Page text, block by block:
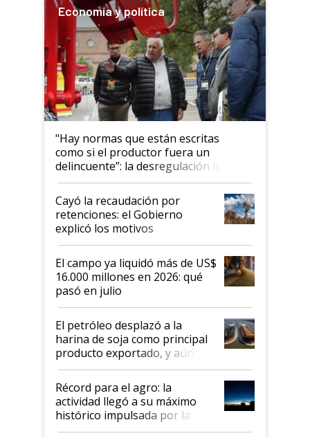
Economía y política
"Hay normas que están escritas
como si el productor fuera un
delincuente”: la desregulación llegó
al Congreso Aapresid y hasta se
habló del financiamiento al IPCVA
Cayó la recaudación por
retenciones: el Gobierno
explicó los motivos
El campo ya liquidó más de US$
16.000 millones en 2026: qué
pasó en julio
El petróleo desplazó a la
harina de soja como principal
producto exportado, y aún así
el agro aportó casi seis de cada
diez dólares y sostuvo el
liderazgo en un semestre
récord
Récord para el agro: la
actividad llegó a su máximo
histórico impulsada por la
cosecha y las exportaciones